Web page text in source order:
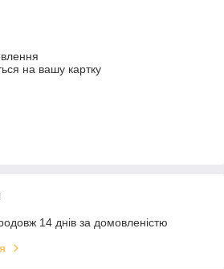
на вашу картку
14 днів за домовленістю